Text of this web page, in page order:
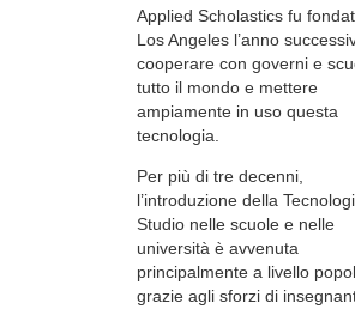
Applied Scholastics fu
Los Angeles l’anno
cooperare con governi e
tutto il mondo e mettere
ampiamente in uso questa
tecnologia.
Per più di tre decenni,
l’introduzione della
Studio nelle scuole e nelle
università è avvenuta
principalmente a livello
grazie agli sforzi di